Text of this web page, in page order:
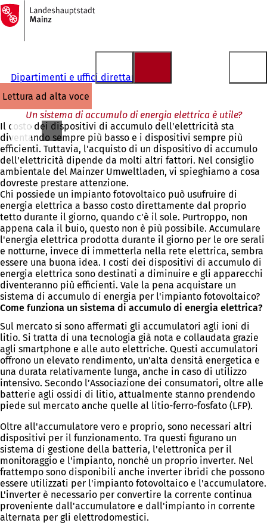
Vai al contenuto
Alla
pagina
iniziale
Dipartimenti e uffici direttamente
lettura ad alta voce
Un sistema di accumulo di energia elettrica è utile?
Il costo dei dispositivi di accumulo dell'elettricità sta
diventando sempre più basso e i dispositivi sempre più
efficienti. Tuttavia, l'acquisto di un dispositivo di accumulo
dell'elettricità dipende da molti altri fattori. Nel consiglio
ambientale del Mainzer Umweltladen, vi spieghiamo a cosa
dovreste prestare attenzione.
Chi possiede un impianto fotovoltaico può usufruire di
energia elettrica a basso costo direttamente dal proprio
tetto durante il giorno, quando c'è il sole. Purtroppo, non
appena cala il buio, questo non è più possibile. Accumulare
l'energia elettrica prodotta durante il giorno per le ore serali
e notturne, invece di immetterla nella rete elettrica, sembra
essere una buona idea. I costi dei dispositivi di accumulo di
energia elettrica sono destinati a diminuire e gli apparecchi
diventeranno più efficienti. Vale la pena acquistare un
sistema di accumulo di energia per l'impianto fotovoltaico?
Come funziona un sistema di accumulo di energia elettrica?
Sul mercato si sono affermati gli accumulatori agli ioni di
litio. Si tratta di una tecnologia già nota e collaudata grazie
agli smartphone e alle auto elettriche. Questi accumulatori
offrono un elevato rendimento, un’alta densità energetica e
una durata relativamente lunga, anche in caso di utilizzo
intensivo. Secondo l’Associazione dei consumatori, oltre alle
batterie agli ossidi di litio, attualmente stanno prendendo
piede sul mercato anche quelle al litio-ferro-fosfato (LFP).
Oltre all'accumulatore vero e proprio, sono necessari altri
dispositivi per il funzionamento. Tra questi figurano un
sistema di gestione della batteria, l'elettronica per il
monitoraggio e l'impianto, nonché un proprio inverter. Nel
frattempo sono disponibili anche inverter ibridi che possono
essere utilizzati per l'impianto fotovoltaico e l'accumulatore.
L'inverter è necessario per convertire la corrente continua
proveniente dall'accumulatore e dall'impianto in corrente
alternata per gli elettrodomestici.